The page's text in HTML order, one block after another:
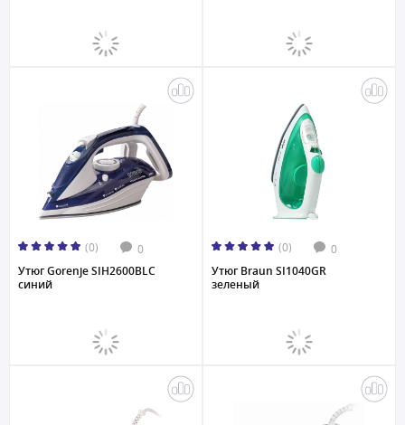
(0) 0
Утюг Gorenje SIH2600BLC
синий
(0) 0
Утюг Braun SI1040GR
зеленый